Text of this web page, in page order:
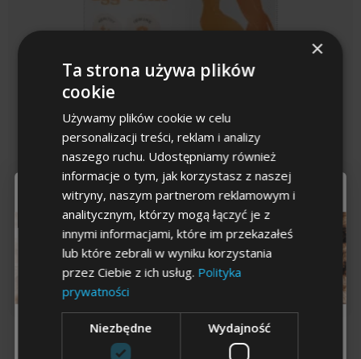
Crudo Żółtko jaja kurzego (wolny
wybieg) 200g
Naturalna multiwitamina
Źródło biotyny
Wysoka smakowitość
74,99zł
To jużostatni krok
Dla kogo chceszodbierać
×
Ta strona używa plików
cookie
Używamy plików cookie w celu
personalizacji treści, reklam i analizy
naszego ruchu. Udostępniamy również
informacje o tym, jak korzystasz z naszej
witryny, naszym partnerom reklamowym i
analitycznym, którzy mogą łączyć je z
innymi informacjami, które im przekazałeś
lub które zebrali w wyniku korzystania
przez Ciebie z ich usług. Polityka
prywatności
Niezbędne Wydajność